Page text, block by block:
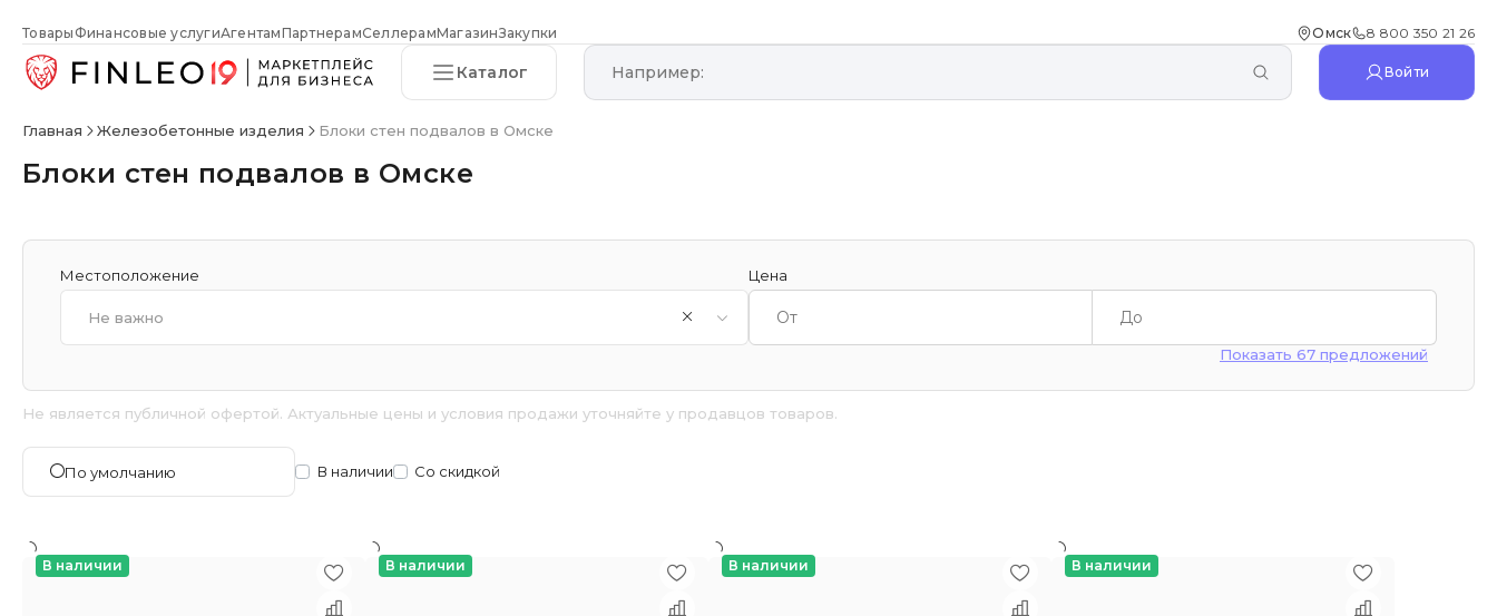
Товары Финансовые услугиАгентамПартнерамСеллерамМагазинЗакупки Омск 8 800 350 21 26
Каталог Войти
Главная Железобетонные изделия Блоки стен подвалов в Омске
Блоки стен подвалов в Омске
Местоположение
Не важно
Цена
Показать 67 предложений
Не является публичной офертой. Актуальные цены и условия продажи уточняйте у продавцов товаров.
По умолчанию В наличии Со скидкой
В наличии В наличии В наличии В наличии